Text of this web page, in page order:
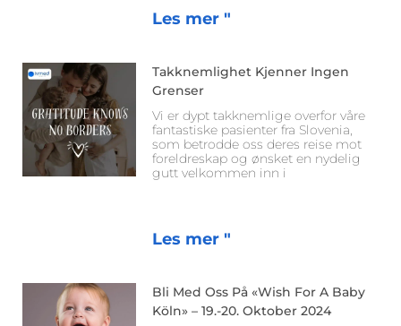
Les mer "
Takknemlighet Kjenner Ingen
Grenser
Vi er dypt takknemlige overfor våre
fantastiske pasienter fra Slovenia,
som betrodde oss deres reise mot
foreldreskap og ønsket en nydelig
gutt velkommen inn i
Les mer "
Bli Med Oss På «Wish For A Baby
Köln» – 19.-20. Oktober 2024